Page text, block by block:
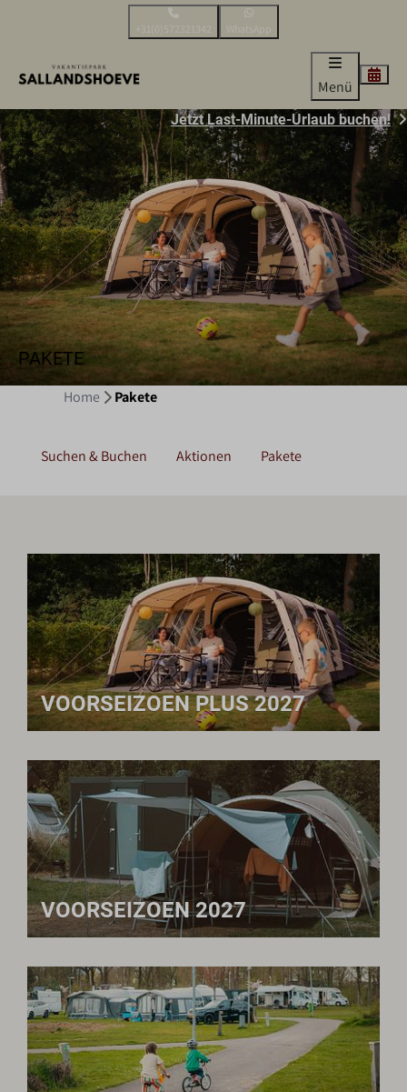
+31(0)572321342 WhatsApp
Menü
PAKETE
Jetzt Last-Minute-Urlaub buchen!
Home Pakete
Suchen & Buchen Aktionen Pakete
VOORSEIZOEN PLUS 2027
VOORSEIZOEN 2027